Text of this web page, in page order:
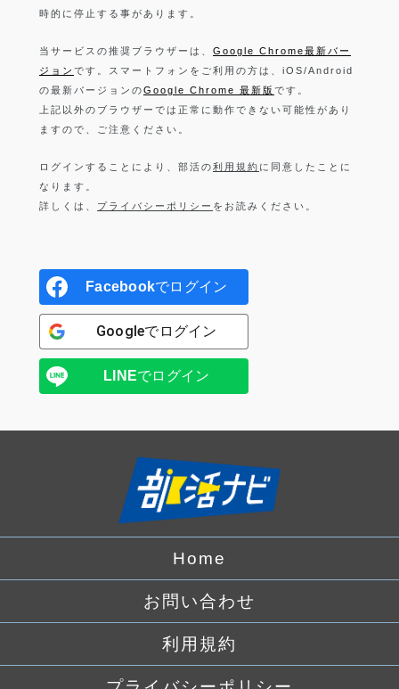
時的に停止する事があります。
当サービスの推奨ブラウザーは、 Google Chrome最新バー
ジョン です。スマートフォンをご利用の方は、iOS/Android
の最新バージョンのGoogle Chrome 最新版 です。
上記以外のブラウザーでは正常に動作できない可能性があり
ますので、ご注意ください。
ログインすることにより、部活の利用規約 に同意したことに
なります。
詳しくは、 プライバシーポリシー をお読みください。
Facebookでログイン
Googleでログイン
LINEでログイン
Home
お問い合わせ
利用規約